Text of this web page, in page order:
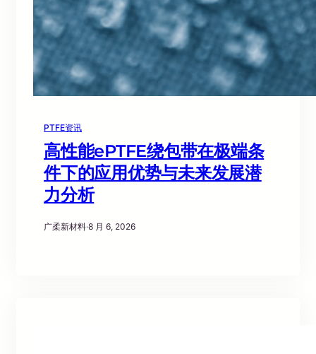
PTFE资讯
高性能ePTFE绕包带在极端条
件下的应用优势与未来发展潜
力分析
广柔新材料·8 月 6, 2026